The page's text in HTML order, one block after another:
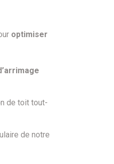
optimiser
de toit tout-
de notre